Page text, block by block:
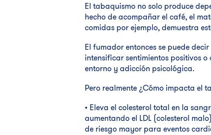
El tabaquismo no solo produce
hecho de acompañar el café, el
comidas por ejemplo, demuestra
El fumador entonces se puede
intensificar sentimientos positivos
entorno y adicción psicológica.
Pero realmente ¿Cómo impacta el
• Eleva el colesterol total en la
aumentando el LDL (colesterol
de riesgo mayor para eventos